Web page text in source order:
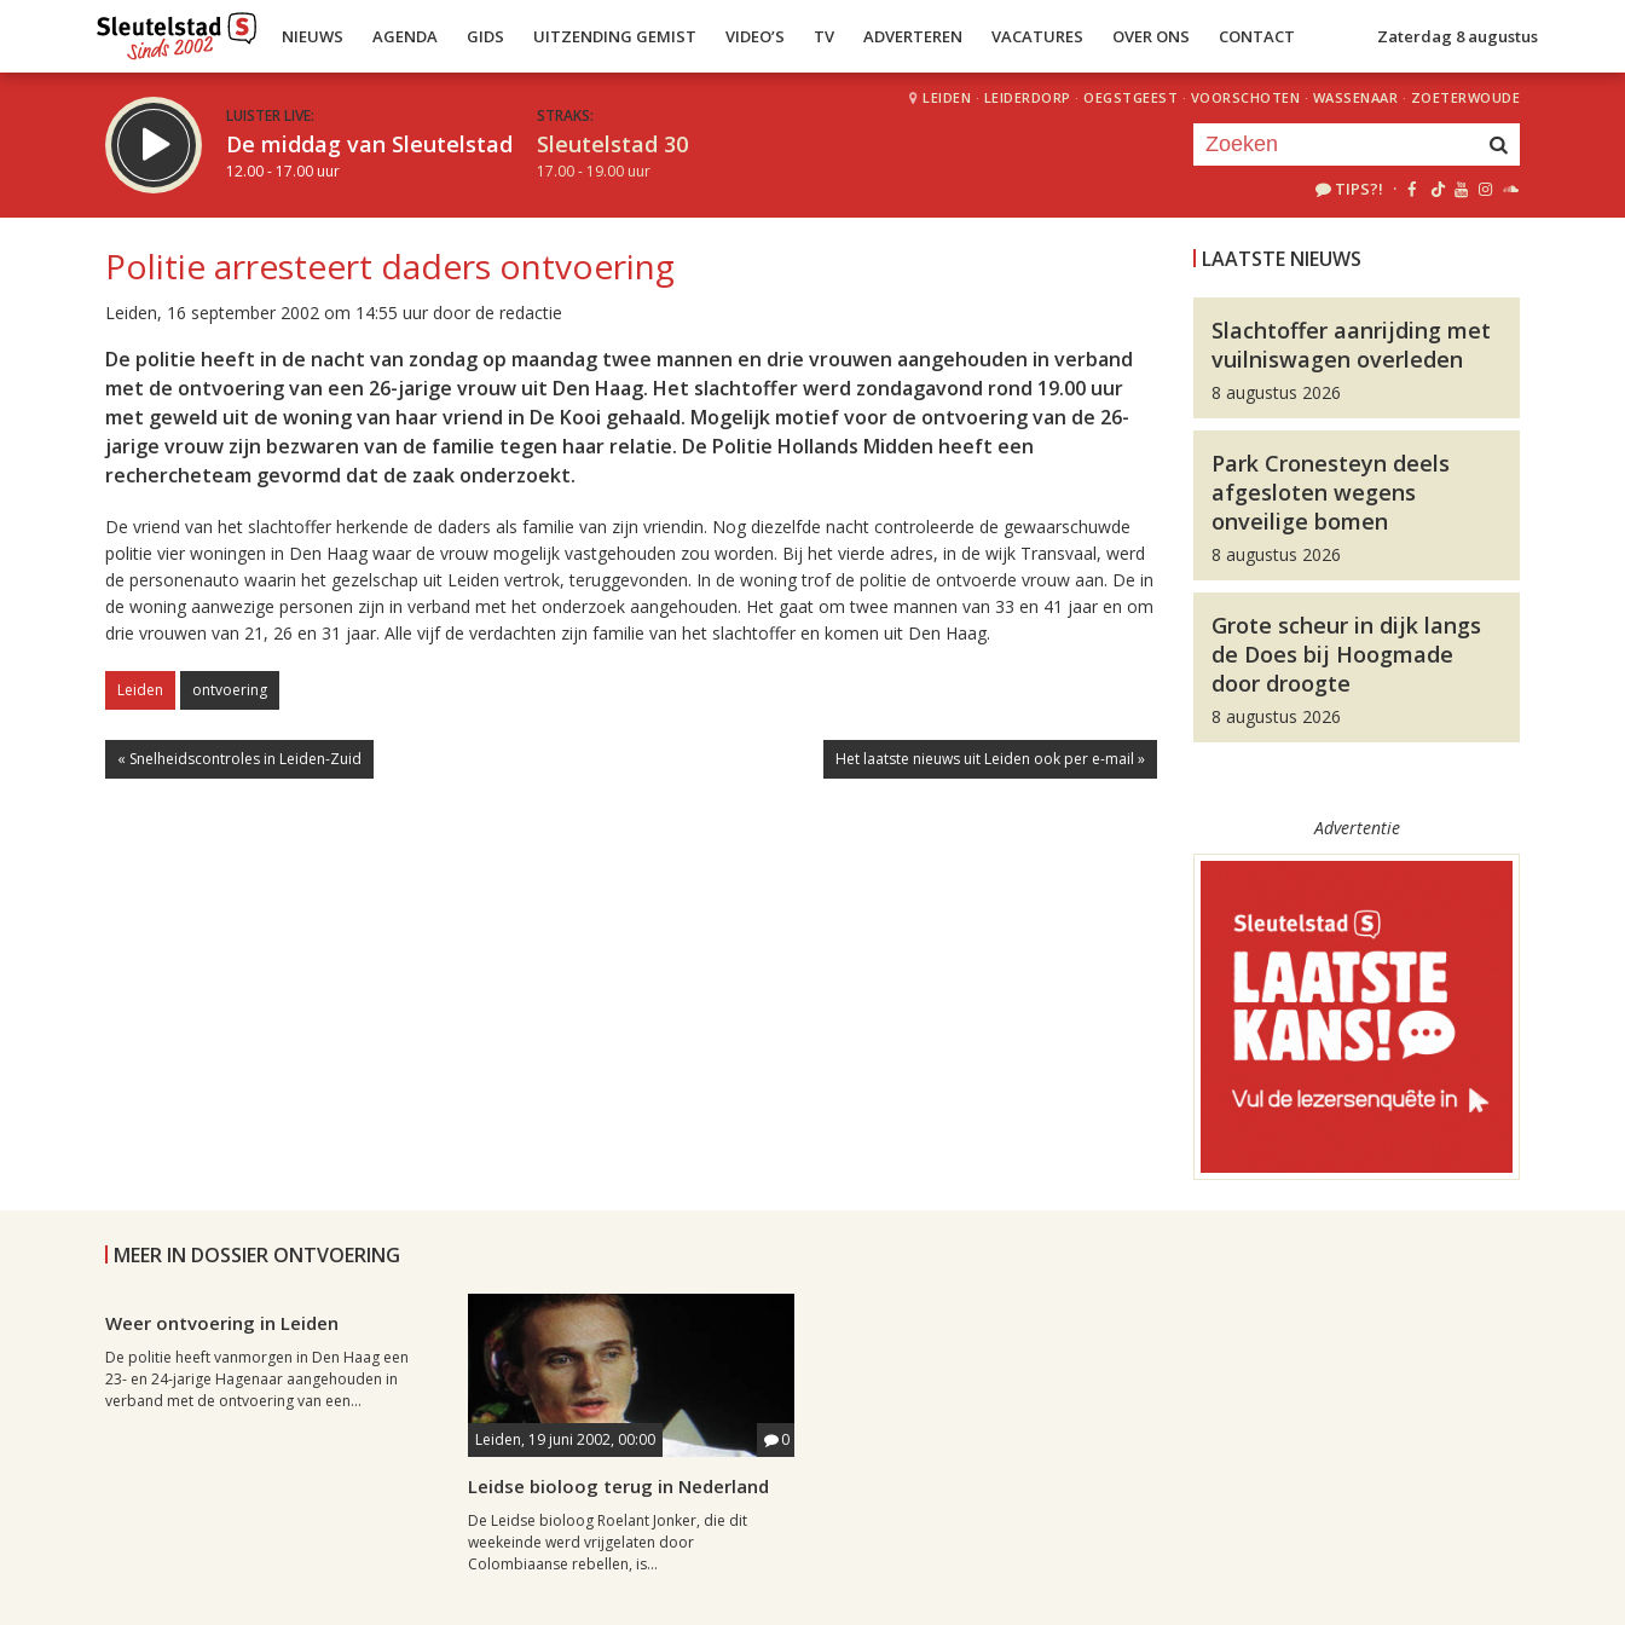
NIEUWS AGENDA GIDS UITZENDING GEMIST VIDEO’S TV ADVERTEREN VACATURES OVER ONS CONTACT Zaterdag 8 augustus
LUISTER LIVE:
De middag van Sleutelstad
12.00 - 17.00 uur
STRAKS:
Sleutelstad 30
17.00 - 19.00 uur
LEIDEN · LEIDERDORP · OEGSTGEEST · VOORSCHOTEN · WASSENAAR · ZOETERWOUDE
TIPS?! ·
Inklappen
Politie arresteert daders ontvoering
Leiden, 16 september 2002 om 14:55 uur door de redactie
De politie heeft in de nacht van zondag op maandag twee mannen en drie vrouwen aangehouden in verband
met de ontvoering van een 26-jarige vrouw uit Den Haag. Het slachtoffer werd zondagavond rond 19.00 uur
met geweld uit de woning van haar vriend in De Kooi gehaald. Mogelijk motief voor de ontvoering van de 26-
jarige vrouw zijn bezwaren van de familie tegen haar relatie. De Politie Hollands Midden heeft een
rechercheteam gevormd dat de zaak onderzoekt.
De vriend van het slachtoffer herkende de daders als familie van zijn vriendin. Nog diezelfde nacht controleerde de gewaarschuwde
politie vier woningen in Den Haag waar de vrouw mogelijk vastgehouden zou worden. Bij het vierde adres, in de wijk Transvaal, werd
de personenauto waarin het gezelschap uit Leiden vertrok, teruggevonden. In de woning trof de politie de ontvoerde vrouw aan. De in
de woning aanwezige personen zijn in verband met het onderzoek aangehouden. Het gaat om twee mannen van 33 en 41 jaar en om
drie vrouwen van 21, 26 en 31 jaar. Alle vijf de verdachten zijn familie van het slachtoffer en komen uit Den Haag.
Leiden ontvoering
« Snelheidscontroles in Leiden-Zuid Het laatste nieuws uit Leiden ook per e-mail »
LAATSTE NIEUWS
Slachtoffer aanrijding met
vuilniswagen overleden
8 augustus 2026
Park Cronesteyn deels
afgesloten wegens
onveilige bomen
8 augustus 2026
Grote scheur in dijk langs
de Does bij Hoogmade
door droogte
8 augustus 2026
Advertentie
MEER IN DOSSIER ONTVOERING
Weer ontvoering in Leiden
De politie heeft vanmorgen in Den Haag een
23- en 24-jarige Hagenaar aangehouden in
verband met de ontvoering van een...
Leiden, 19 juni 2002, 00:00
0
Leidse bioloog terug in Nederland
De Leidse bioloog Roelant Jonker, die dit
weekeinde werd vrijgelaten door
Colombiaanse rebellen, is...